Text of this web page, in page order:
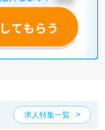
求人特集一覧